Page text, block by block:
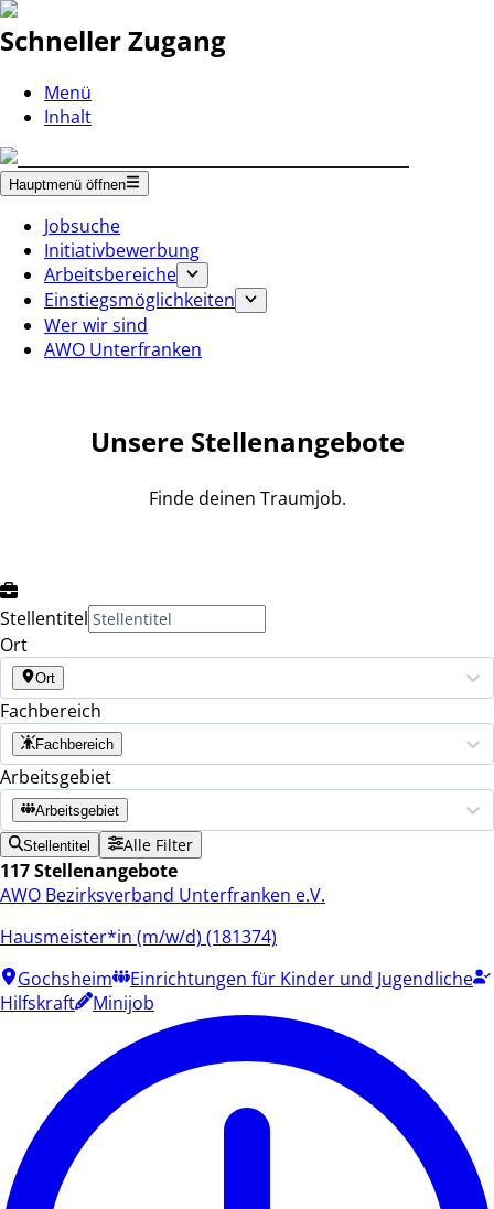
Schneller Zugang
Menü
Inhalt
Hauptmenü öffnen
Jobsuche
Initiativbewerbung
Arbeitsbereiche
Einstiegsmöglichkeiten
Wer wir sind
AWO Unterfranken
Unsere Stellenangebote
Finde deinen Traumjob.
Stellentitel
Ort
Ort
Fachbereich
Fachbereich
Arbeitsgebiet
Arbeitsgebiet
Stellentitel Alle Filter
117 Stellenangebote
AWO Bezirksverband Unterfranken e.V.
Hausmeister*in (m/w/d) (181374)
Gochsheim
Einrichtungen für Kinder und Jugendliche
Hilfskraft
Minijob